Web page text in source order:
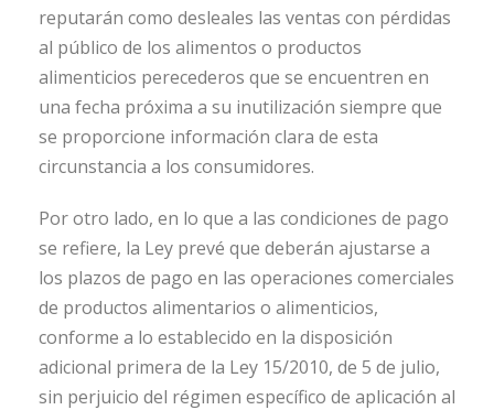
reputarán como desleales las ventas con pérdidas
al público de los alimentos o productos
alimenticios perecederos que se encuentren en
una fecha próxima a su inutilización siempre que
se proporcione información clara de esta
circunstancia a los consumidores.
Por otro lado, en lo que a las condiciones de pago
se refiere, la Ley prevé que deberán ajustarse a
los plazos de pago en las operaciones comerciales
de productos alimentarios o alimenticios,
conforme a lo establecido en la disposición
adicional primera de la Ley 15/2010, de 5 de julio,
sin perjuicio del régimen específico de aplicación al